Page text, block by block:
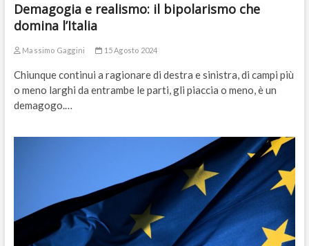
Demagogia e realismo: il bipolarismo che
domina l’Italia
Massimo Gaggini 15 Agosto 2024
Chiunque continui a ragionare di destra e sinistra, di campi più
o meno larghi da entrambe le parti, gli piaccia o meno, è un
demagogo.…